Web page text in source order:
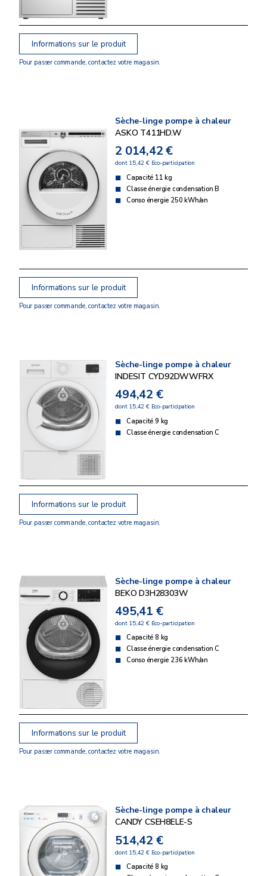
Informations sur le produit
Pour passer commande, contactez votre magasin.
Sèche-linge pompe à chaleur
ASKO T411HD.W
2 014,42 €
dont 15,42 € Eco-participation
Capacité 11 kg
Classe énergie condensation B
Conso énergie 250 kWh/an
Informations sur le produit
Pour passer commande, contactez votre magasin.
Sèche-linge pompe à chaleur
INDESIT CYD92DWWFRX
494,42 €
dont 15,42 € Eco-participation
Capacité 9 kg
Classe énergie condensation C
Informations sur le produit
Pour passer commande, contactez votre magasin.
Sèche-linge pompe à chaleur
BEKO D3H28303W
495,41 €
dont 15,42 € Eco-participation
Capacité 8 kg
Classe énergie condensation C
Conso énergie 236 kWh/an
Informations sur le produit
Pour passer commande, contactez votre magasin.
Sèche-linge pompe à chaleur
CANDY CSEH8ELE-S
514,42 €
dont 15,42 € Eco-participation
Capacité 8 kg